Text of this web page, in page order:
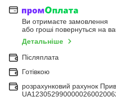
Ви отримаєте замовлення
або гроші повернуться на
Детальніше
Післяплата
Готівкою
розрахунковий рахунок